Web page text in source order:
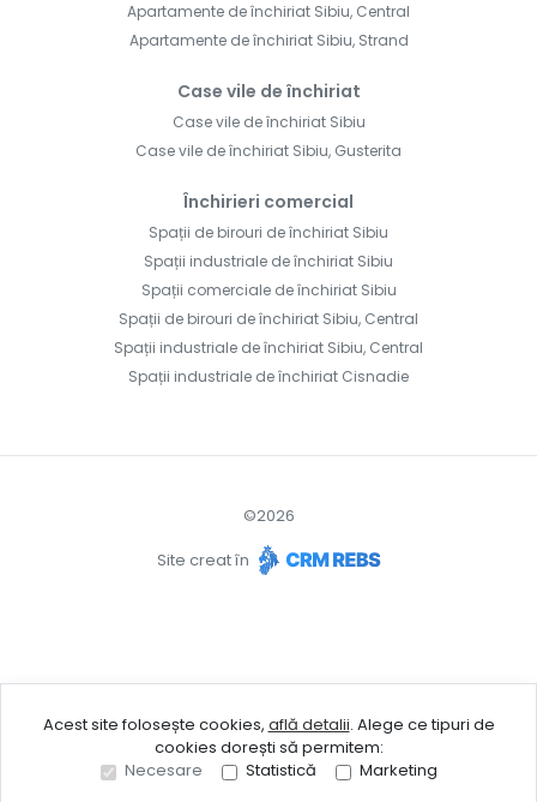
Apartamente de închiriat Sibiu, Central
Apartamente de închiriat Sibiu, Strand
Case vile de închiriat
Case vile de închiriat Sibiu
Case vile de închiriat Sibiu, Gusterita
Închirieri comercial
Spații de birouri de închiriat Sibiu
Spații industriale de închiriat Sibiu
Spații comerciale de închiriat Sibiu
Spații de birouri de închiriat Sibiu, Central
Spații industriale de închiriat Sibiu, Central
Spații industriale de închiriat Cisnadie
©2026
Site creat în
Acest site folosește cookies, află detalii. Alege ce tipuri de
cookies dorești să permitem:
Necesare
Statistică Marketing